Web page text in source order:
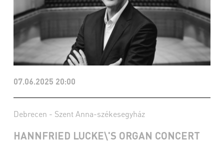
07.06.2025 20:00
Debrecen - Szent Anna-székesegyház
HANNFRIED LUCKE\'S ORGAN CONCERT